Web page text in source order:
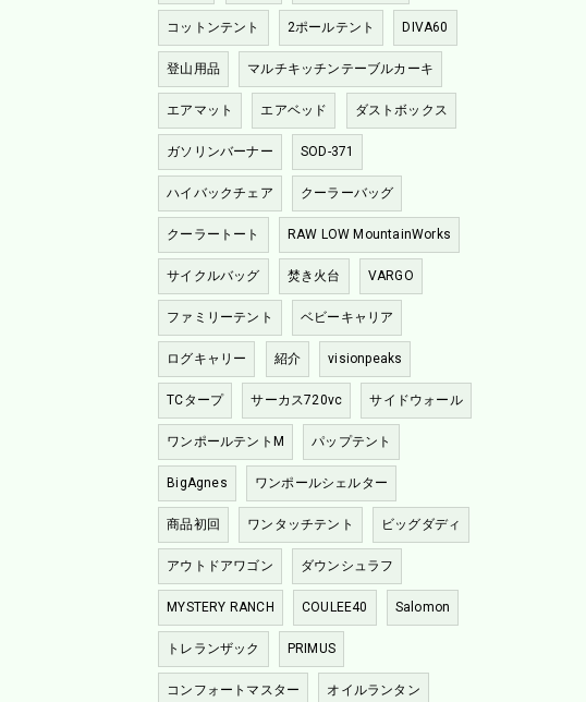
コットンテント 2ポールテント DIVA60
登山用品 マルチキッチンテーブルカーキ
エアマット エアベッド ダストボックス
ガソリンバーナー SOD-371
ハイバックチェア クーラーバッグ
クーラートート RAW LOW MountainWorks
サイクルバッグ 焚き火台 VARGO
ファミリーテント ベビーキャリア
ログキャリー 紹介 visionpeaks
TCタープ サーカス720vc サイドウォール
ワンポールテントM パップテント
BigAgnes ワンポールシェルター
商品初回 ワンタッチテント ビッグダディ
アウトドアワゴン ダウンシュラフ
MYSTERY RANCH COULEE40 Salomon
トレランザック PRIMUS
コンフォートマスター オイルランタン